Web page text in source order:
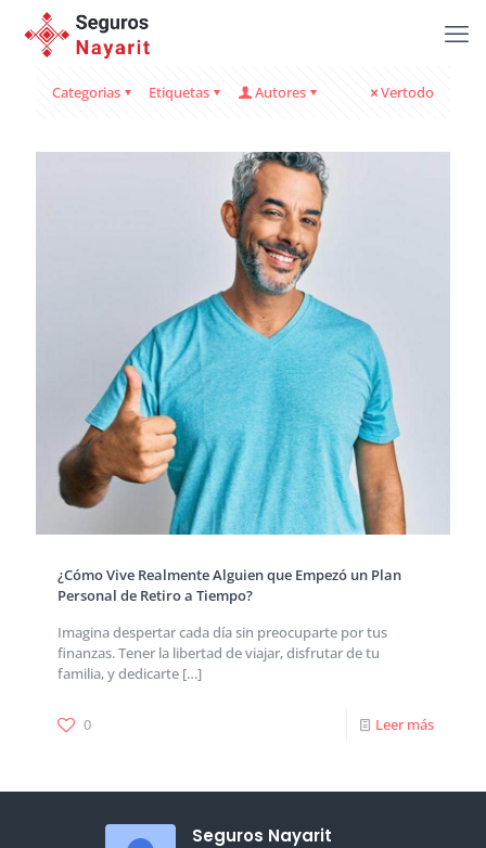
Categorias Etiquetas Autores Vertodo
¿Cómo Vive Realmente Alguien que Empezó un Plan
Personal de Retiro a Tiempo?
Imagina despertar cada día sin preocuparte por tus
finanzas. Tener la libertad de viajar, disfrutar de tu
familia, y dedicarte […]
0 Leer más
Seguros Nayarit